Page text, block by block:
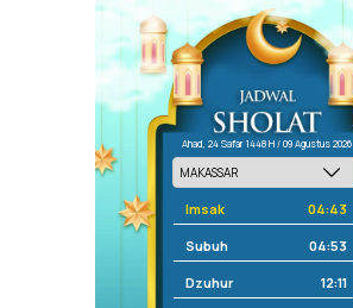
Ahad, 24 Safar 1448 H / 09 Agustus 2026
Imsak 04:43
Subuh 04:53
Dzuhur 12:11